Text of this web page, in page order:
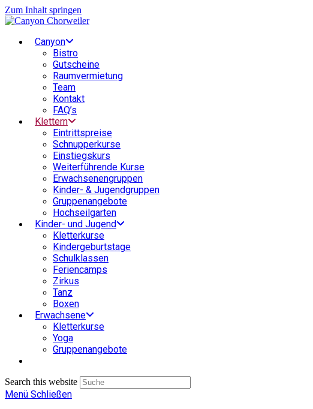
Zum Inhalt springen
Canyon
Bistro
Gutscheine
Raumvermietung
Team
Kontakt
FAQ’s
Klettern
Eintrittspreise
Schnupperkurse
Einstiegskurs
Weiterführende Kurse
Erwachsenengruppen
Kinder- & Jugendgruppen
Gruppenangebote
Hochseilgarten
Kinder- und Jugend
Kletterkurse
Kindergeburtstage
Schulklassen
Feriencamps
Zirkus
Tanz
Boxen
Erwachsene
Kletterkurse
Yoga
Gruppenangebote
Search this website
Menü Schließen